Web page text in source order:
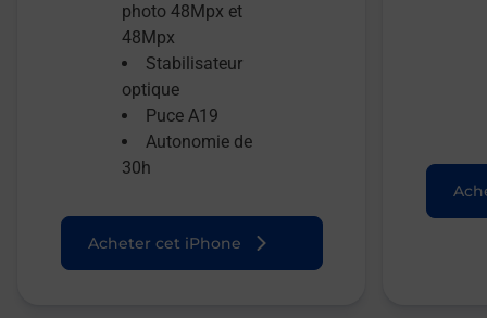
photo 48Mpx et
48Mpx
Stabilisateur
optique
Puce A19
Autonomie de
30h
Acheter cet iPhone